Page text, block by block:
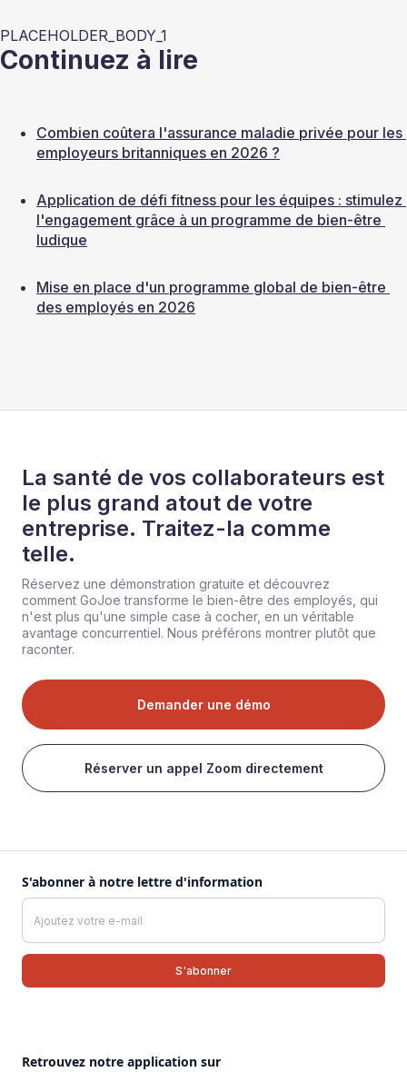
PLACEHOLDER_BODY_1
Continuez à lire
Combien coûtera l'assurance maladie privée pour les
employeurs britanniques en 2026 ?
Application de défi fitness pour les équipes : stimulez
l'engagement grâce à un programme de bien-être
ludique
Mise en place d'un programme global de bien-être
des employés en 2026
La santé de vos collaborateurs est
le plus grand atout de votre
entreprise. Traitez-la comme
telle.
Réservez une démonstration gratuite et découvrez
comment GoJoe transforme le bien-être des employés, qui
n'est plus qu'une simple case à cocher, en un véritable
avantage concurrentiel. Nous préférons montrer plutôt que
raconter.
Demander une démo
Réserver un appel Zoom directement
S'abonner à notre lettre d'information
Retrouvez notre application sur